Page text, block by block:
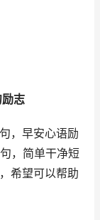
志
，早安心语励
，简单干净短
希望可以帮助